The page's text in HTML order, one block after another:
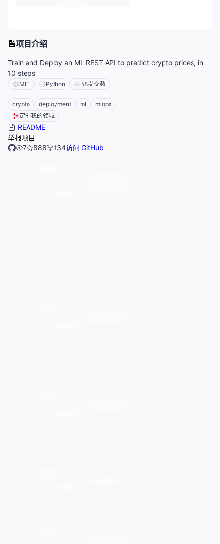
项目介绍
Train and Deploy an ML REST API to predict crypto prices, in
10 steps
MIT Python 58提交数
crypto deployment ml
mlops
定制我的领域
README
举报项目
7
888 134访问 GitHub